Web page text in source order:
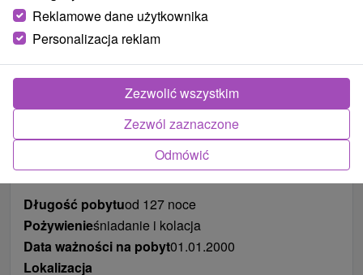
Zdjęcia od klientów+5
Długość pobytuod 127 noce
Pożywienieśniadanie i kolacja
Data ważności na pobyt01.01.2000
Lokalizacja
Reklamowe dane użytkownika
Personalizacja reklam
Odmówić
Zezwól zaznaczone
Zezwolić wszystkim